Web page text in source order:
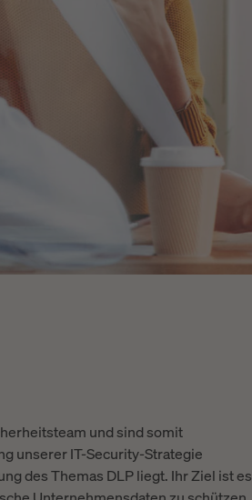
und sind somit
unserer IT-Security-Strategie
des Themas DLP liegt. Ihr Ziel ist es